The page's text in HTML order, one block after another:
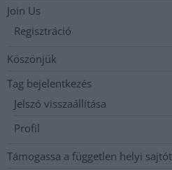
Join Us
Regisztráció
Köszönjük
Tag bejelentkezés
Jelszó visszaállítása
Profil
Támogassa a független helyi